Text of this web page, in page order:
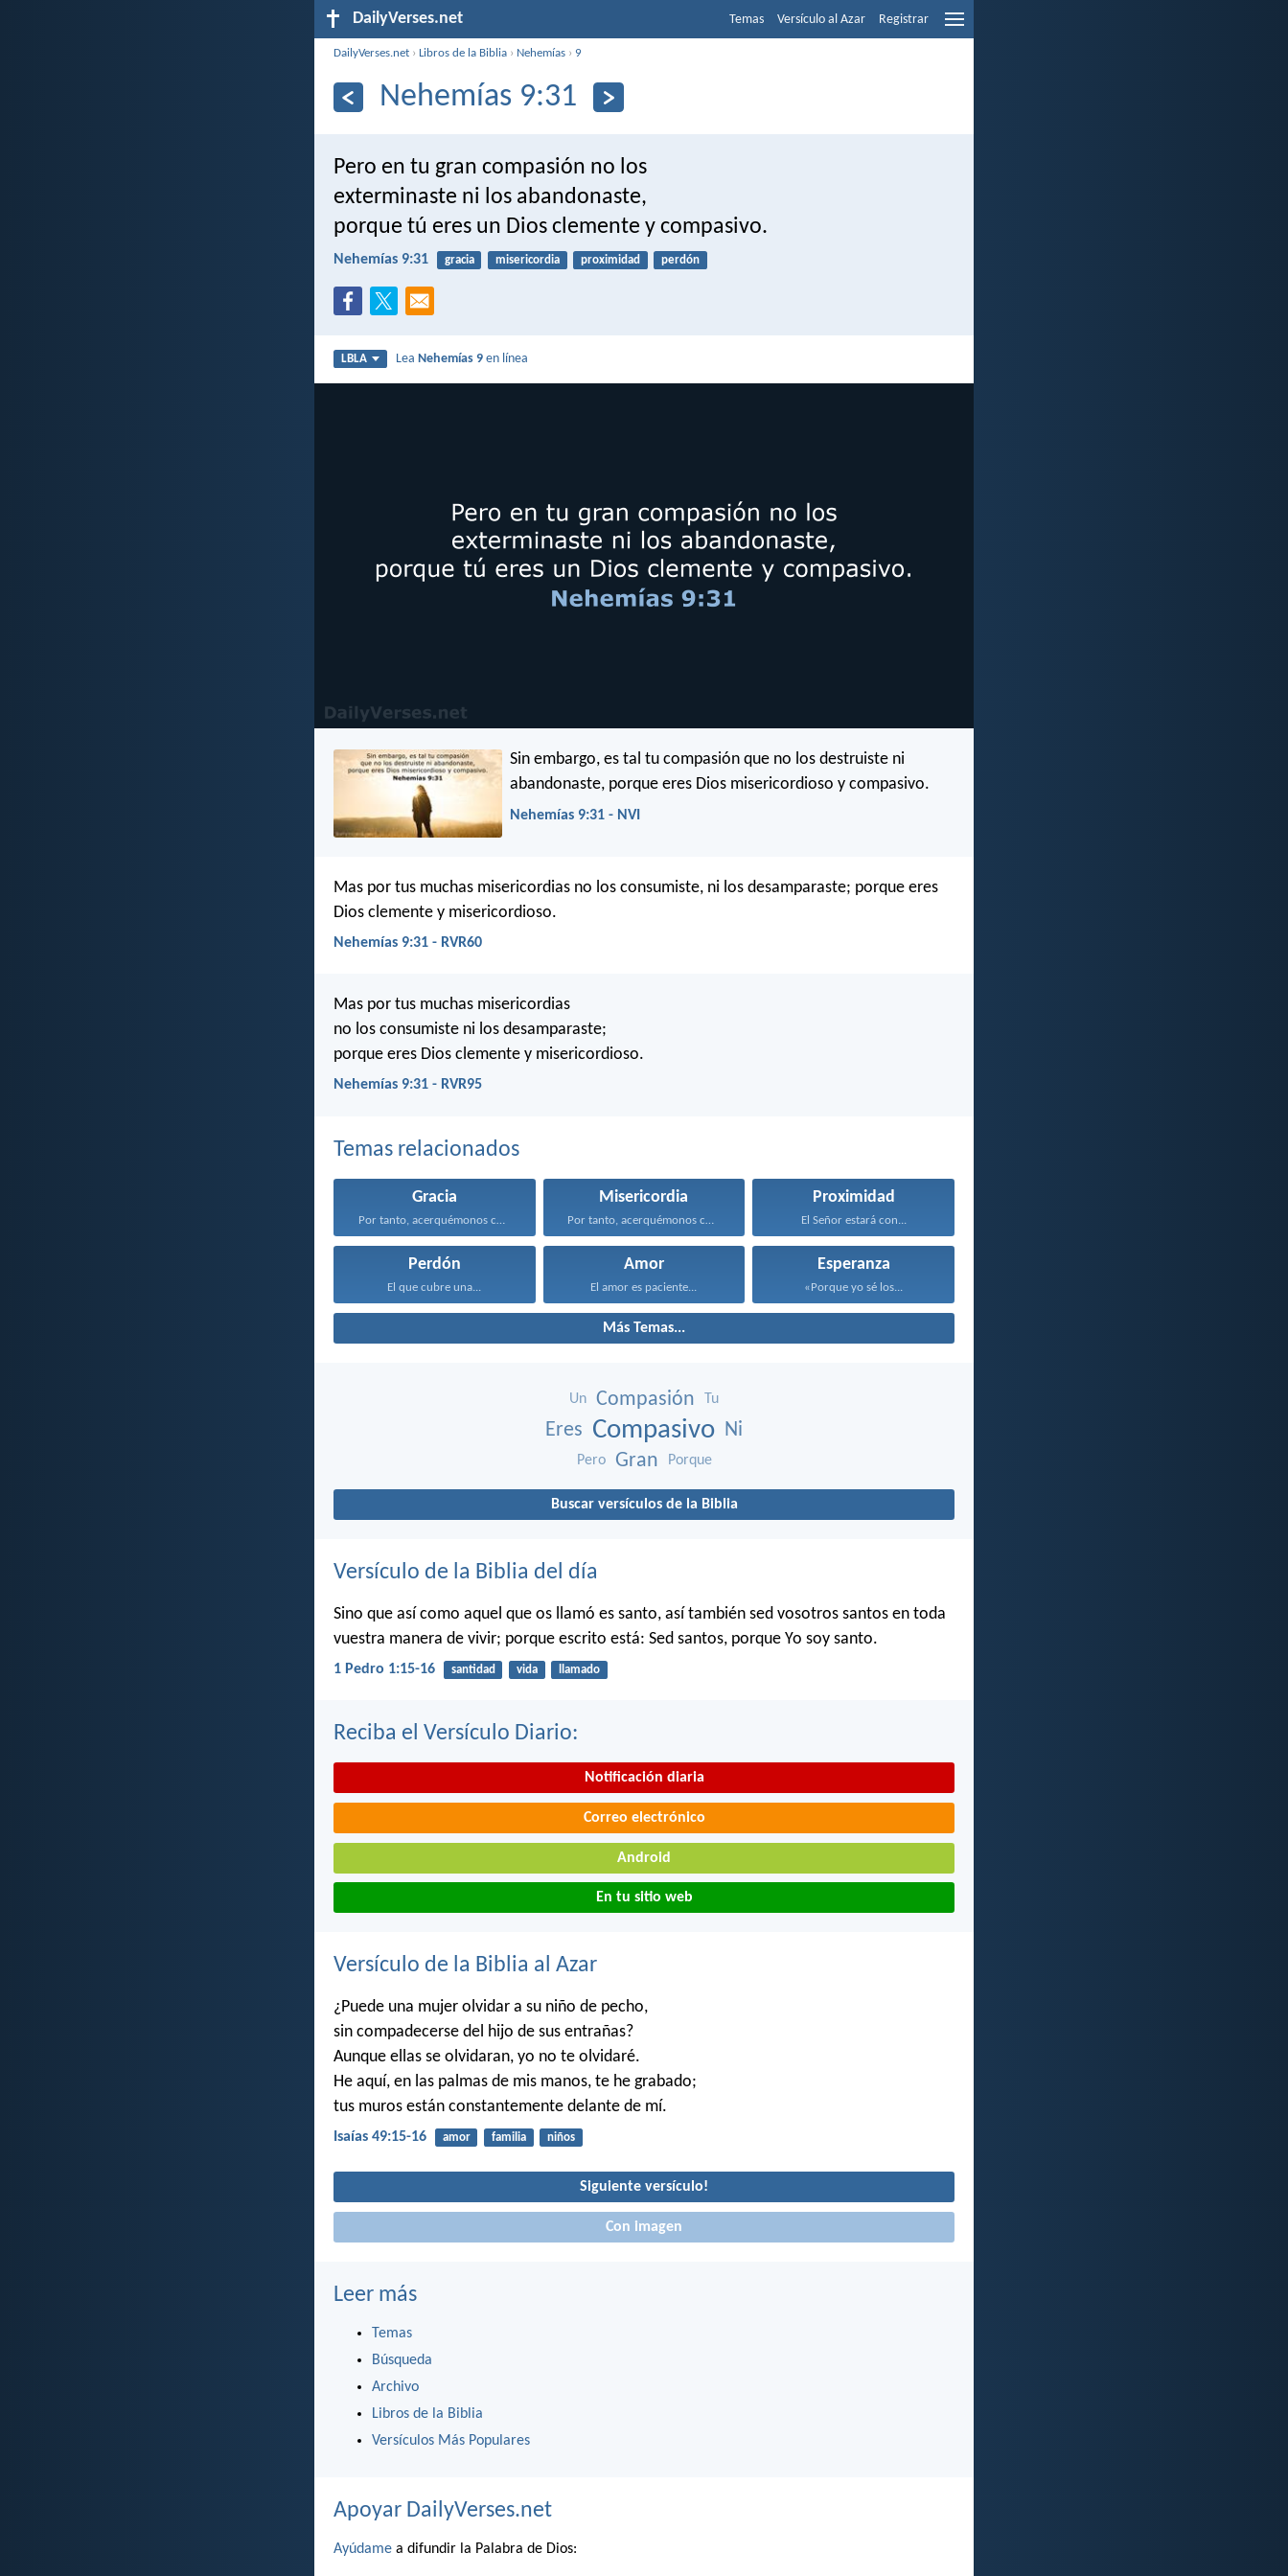
DailyVerses.net Temas Versículo al Azar Registrar
DailyVerses.net ›Libros de la Biblia › Nehemías › 9
Nehemías 9:31
Pero en tu gran compasión no los
exterminaste ni los abandonaste,
porque tú eres un Dios clemente y compasivo.
Nehemías 9:31 gracia misericordia proximidad perdón
LBLA LeaNehemías 9 en línea
Sin embargo, es tal tu compasión que no los destruiste ni
abandonaste, porque eres Dios misericordioso y compasivo.
Nehemías 9:31 - NVI
Mas por tus muchas misericordias no los consumiste, ni los desamparaste; porque eres
Dios clemente y misericordioso.
Nehemías 9:31 - RVR60
Mas por tus muchas misericordias
no los consumiste ni los desamparaste;
porque eres Dios clemente y misericordioso.
Nehemías 9:31 - RVR95
Temas relacionados
Gracia
Por tanto, acerquémonos con...
Misericordia
Por tanto, acerquémonos con...
Proximidad
El Señor estará con...
Perdón
El que cubre una...
Amor
El amor es paciente...
Esperanza
«Porque yo sé los...
Más Temas...
Un Compasión Tu
Eres Compasivo Ni
Pero Gran Porque
Buscar versículos de la Biblia
Versículo de la Biblia del día
Sino que así como aquel que os llamó es santo, así también sed vosotros santos en toda
vuestra manera de vivir; porque escrito está: Sed santos, porque Yo soy santo.
1 Pedro 1:15-16 santidad vida llamado
Reciba el Versículo Diario:
Notificación diaria
Correo electrónico
Android
En tu sitio web
Versículo de la Biblia al Azar
¿Puede una mujer olvidar a su niño de pecho,
sin compadecerse del hijo de sus entrañas?
Aunque ellas se olvidaran, yo no te olvidaré.
He aquí, en las palmas de mis manos, te he grabado;
tus muros están constantemente delante de mí.
Isaías 49:15-16 amor familia niños
Siguiente versículo!
Con imagen
Leer más
Temas
Búsqueda
Archivo
Libros de la Biblia
Versículos Más Populares
Apoyar DailyVerses.net
Ayúdame a difundir la Palabra de Dios: